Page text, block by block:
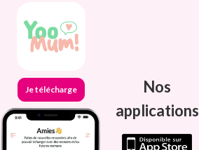
Je télécharge
Nos
applications